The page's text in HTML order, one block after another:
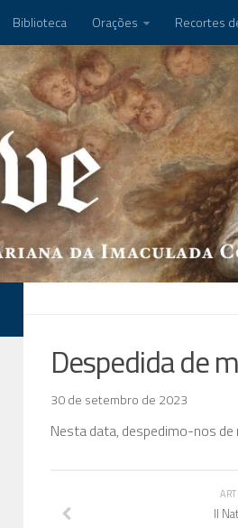
Biblioteca Orações Recortes
Despedida de
30 de setembro de 2023
Nesta data, despedimo-nos de
II